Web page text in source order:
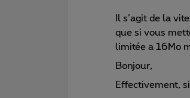
Il s’agit de la
que si vous
limitée a 16Mo
Bonjour,
Effectivement,